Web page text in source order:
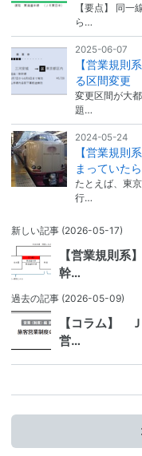
【要点】 同
ら…
2025-06-07
【営業規則
る区間変更
変更区間が大
題…
2024-05-24
【営業規則
まっていたら
たとえば、東
行…
新しい記事 (2026-05-17)
【営業規則
幹…
過去の記事 (2026-05-09)
【コラム】
営…